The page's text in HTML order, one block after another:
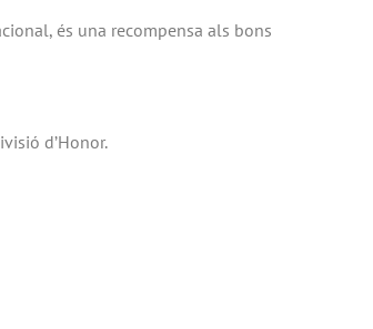
és una recompensa als bons
d’Honor.